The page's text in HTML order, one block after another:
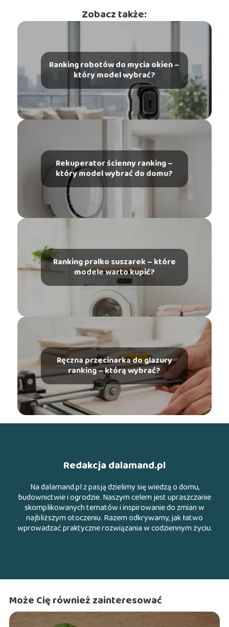
Zobacz także:
Ranking robotów do mycia okien –
który model wybrać?
Rekuperator ścienny ranking –
który model wybrać do domu?
Ranking pralko suszarek – które
modele warto kupić?
Ręczna przecinarka do glazury
ranking – którą wybrać?
Redakcja dalamand.pl
Na dalamand.pl z pasją dzielimy się wiedzą o domu,
budownictwie i ogrodzie. Naszym celem jest upraszczanie
skomplikowanych tematów i inspirowanie do zmian w
najbliższym otoczeniu. Razem odkrywamy, jak łatwo
wprowadzać praktyczne rozwiązania w codziennym życiu.
Może Cię również zainteresować